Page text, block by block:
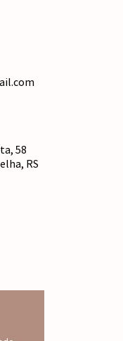
58
RS